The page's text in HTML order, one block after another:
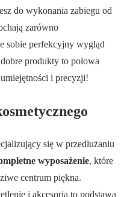
do wykonania zabiegu od
zarówno
sobie perfekcyjny wygląd
produkty to połowa
i precyzji!
się w przedłużaniu
wyposażenie, które
centrum piękna.
i akcesoria to podstawa